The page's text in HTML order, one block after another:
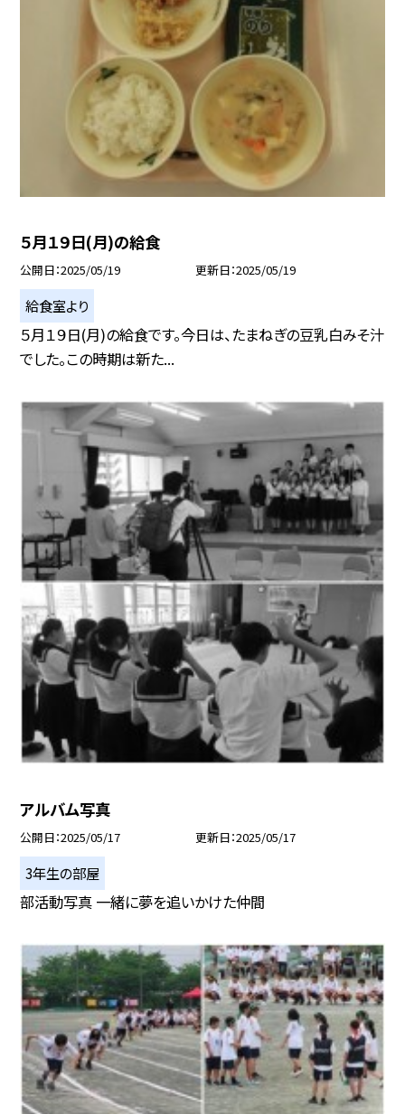
５月１９日(月)の給食
公開日 2025/05/19 更新日 2025/05/19
給食室より
５月１９日(月)の給食です。今日は、たまねぎの豆乳白みそ汁
でした。この時期は新た...
アルバム写真
公開日 2025/05/17 更新日 2025/05/17
3年生の部屋
部活動写真 一緒に夢を追いかけた仲間